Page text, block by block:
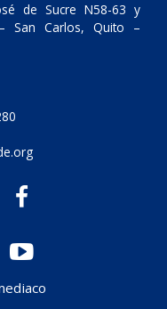
de Sucre N58-63 y
San Carlos, Quito –